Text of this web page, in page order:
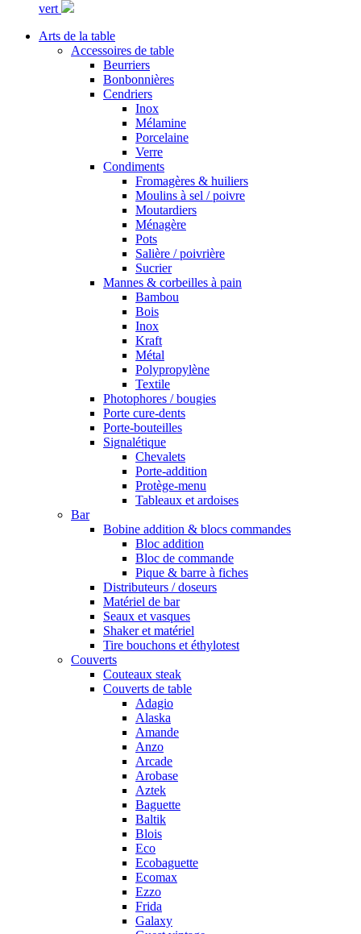
vert
Arts de la table
Accessoires de table
Beurriers
Bonbonnières
Cendriers
Inox
Mélamine
Porcelaine
Verre
Condiments
Fromagères & huiliers
Moulins à sel / poivre
Moutardiers
Ménagère
Pots
Salière / poivrière
Sucrier
Mannes & corbeilles à pain
Bambou
Bois
Inox
Kraft
Métal
Polypropylène
Textile
Photophores / bougies
Porte cure-dents
Porte-bouteilles
Signalétique
Chevalets
Porte-addition
Protège-menu
Tableaux et ardoises
Bar
Bobine addition & blocs commandes
Bloc addition
Bloc de commande
Pique & barre à fiches
Distributeurs / doseurs
Matériel de bar
Seaux et vasques
Shaker et matériel
Tire bouchons et éthylotest
Couverts
Couteaux steak
Couverts de table
Adagio
Alaska
Amande
Anzo
Arcade
Arobase
Aztek
Baguette
Baltik
Blois
Eco
Ecobaguette
Ecomax
Ezzo
Frida
Galaxy